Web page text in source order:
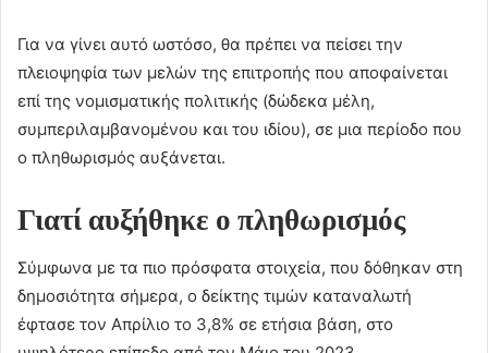
Για να γίνει αυτό ωστόσο, θα πρέπει να πείσει την
πλειοψηφία των μελών της επιτροπής που αποφαίνεται
επί της νομισματικής πολιτικής (δώδεκα μέλη,
συμπεριλαμβανομένου και του ιδίου), σε μια περίοδο που
ο πληθωρισμός αυξάνεται.
Γιατί αυξήθηκε ο πληθωρισμός
Σύμφωνα με τα πιο πρόσφατα στοιχεία, που δόθηκαν στη
δημοσιότητα σήμερα, ο δείκτης τιμών καταναλωτή
έφτασε τον Απρίλιο το 3,8% σε ετήσια βάση, στο